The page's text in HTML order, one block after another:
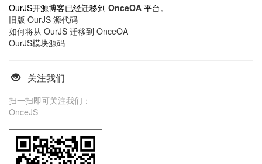
OurJS开源博客已经迁移到 OnceOA 平台。
旧版 OurJS 源代码
如何将从 OurJS 迁移到 OnceOA
OurJS模块源码
关注我们
扫一扫即可关注我们：
OnceJS